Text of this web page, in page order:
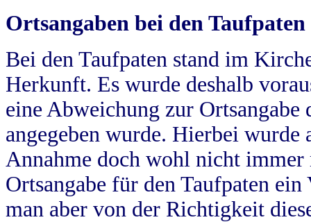
Ortsangaben bei den Taufpaten
Bei den Taufpaten stand im
Herkunft. Es wurde deshalb
eine Abweichung zur
angegeben wurde. Hierbei wurde
Annahme doch wohl nicht
Ortsangabe für den Taufpaten
man aber von der Richtigkeit